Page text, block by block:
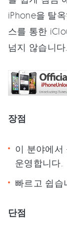
iPhone을 탈
스를 통한
넘지 않습니다.
장점
이 분야에서
운영합니다.
빠르고 쉽습
단점